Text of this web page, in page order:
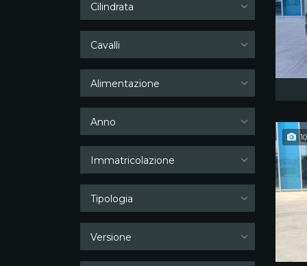
Cilindrata
Cavalli
Alimentazione
Anno
Immatricolazione
Tipologia
Versione
10